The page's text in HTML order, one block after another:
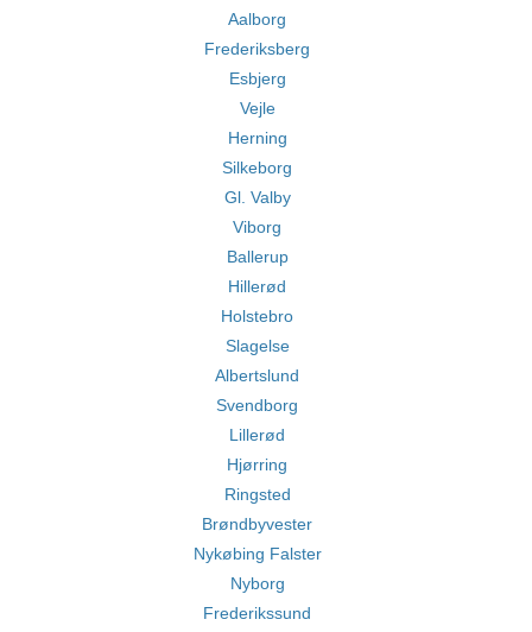
Aalborg
Frederiksberg
Esbjerg
Vejle
Herning
Silkeborg
Gl. Valby
Viborg
Ballerup
Hillerød
Holstebro
Slagelse
Albertslund
Svendborg
Lillerød
Hjørring
Ringsted
Brøndbyvester
Nykøbing Falster
Nyborg
Frederikssund